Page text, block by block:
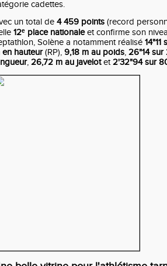
cadettes.
un total de 4 459 points (record
12ᵉ place nationaleet confirme son
Solène a notamment réalisé
en hauteur(RP), 9,18 m au poids, 26"14
, 26,72 m au javelotet2'32"94 sur